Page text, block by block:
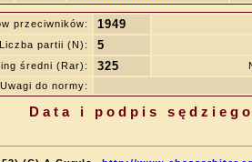
przeciwników: 1949
Liczba partii (N):
5
średni (Rar): 325
Uwagi do normy:
Data i podpis